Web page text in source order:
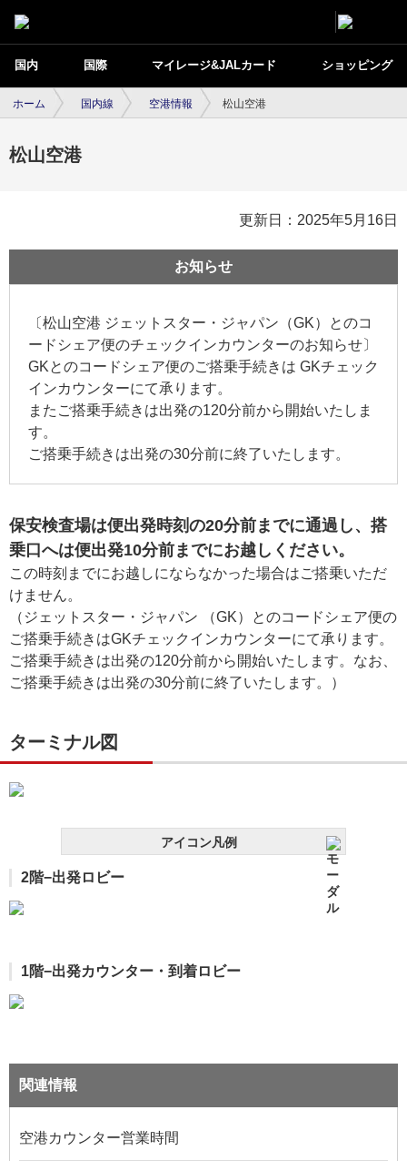
国内 国際 マイレージ&JALカード ショッピング
ホーム 国内線 空港情報 松山空港
松山空港
更新日：2025年5月16日
お知らせ
〔松山空港 ジェットスター・ジャパン（GK）とのコ
ードシェア便のチェックインカウンターのお知らせ〕
GKとのコードシェア便のご搭乗手続きは GKチェック
インカウンターにて承ります。
またご搭乗手続きは出発の120分前から開始いたしま
す。
ご搭乗手続きは出発の30分前に終了いたします。
保安検査場は便出発時刻の20分前までに通過し、搭
乗口へは便出発10分前までにお越しください。
この時刻までにお越しにならなかった場合はご搭乗いただ
けません。
（ジェットスター・ジャパン （GK）とのコードシェア便の
ご搭乗手続きはGKチェックインカウンターにて承ります。
ご搭乗手続きは出発の120分前から開始いたします。なお、
ご搭乗手続きは出発の30分前に終了いたします。）
ターミナル図
アイコン凡例
2階−出発ロビー
1階−出発カウンター・到着ロビー
関連情報
空港カウンター営業時間